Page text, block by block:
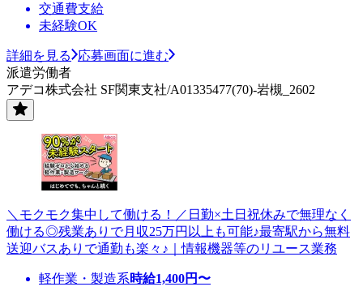
交通費支給
未経験OK
詳細を見る
応募画面に進む
派遣労働者
アデコ株式会社 SF関東支社/A01335477(70)-岩槻_2602
＼モクモク集中して働ける！／日勤×土日祝休みで無理なく
働ける◎残業ありで月収25万円以上も可能♪最寄駅から無料
送迎バスありで通勤も楽々♪｜情報機器等のリユース業務
軽作業・製造系時給1,400円〜